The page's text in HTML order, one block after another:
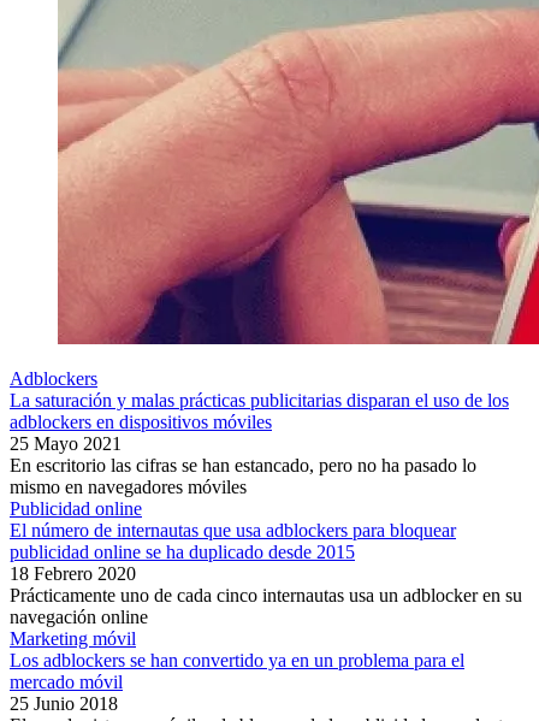
Adblockers
La saturación y malas prácticas publicitarias disparan el uso de los
adblockers en dispositivos móviles
25 Mayo 2021
En escritorio las cifras se han estancado, pero no ha pasado lo
mismo en navegadores móviles
Publicidad online
El número de internautas que usa adblockers para bloquear
publicidad online se ha duplicado desde 2015
18 Febrero 2020
Prácticamente uno de cada cinco internautas usa un adblocker en su
navegación online
Marketing móvil
Los adblockers se han convertido ya en un problema para el
mercado móvil
25 Junio 2018